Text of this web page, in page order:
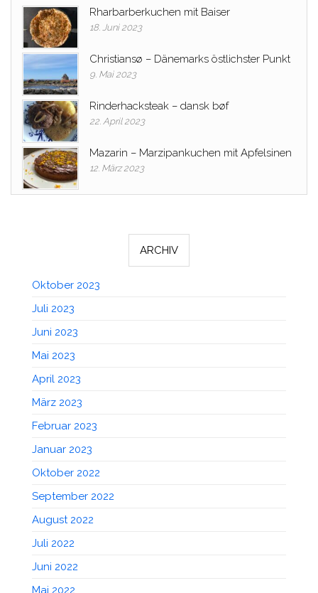
Rharbarberkuchen mit Baiser
18. Juni 2023
Christiansø – Dänemarks östlichster Punkt
9. Mai 2023
Rinderhacksteak – dansk bøf
22. April 2023
Mazarin – Marzipankuchen mit Apfelsinen
12. März 2023
ARCHIV
Oktober 2023
Juli 2023
Juni 2023
Mai 2023
April 2023
März 2023
Februar 2023
Januar 2023
Oktober 2022
September 2022
August 2022
Juli 2022
Juni 2022
Mai 2022